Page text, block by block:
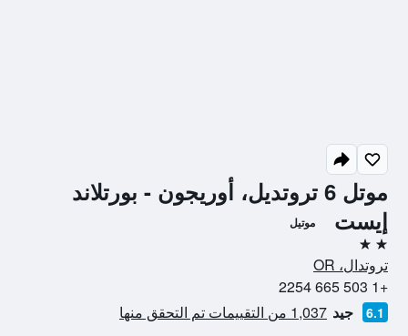
موتل 6 تروتديل، أوريجون - بورتلاند
إيست
موتيل
2 نجمتين
تروتدال، OR
+1 503 665 2254
6.1 جيد 1,037 من التقييمات تم التحقق منها